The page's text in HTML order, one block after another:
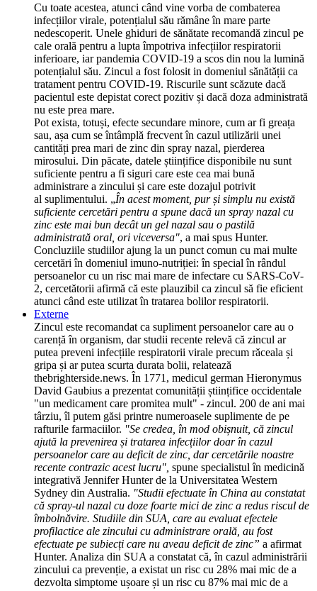
Cu toate acestea, atunci când vine vorba de combaterea
infecțiilor virale, potențialul său rămâne în mare parte
nedescoperit. Unele ghiduri de sănătate recomandă zincul pe
cale orală pentru a lupta împotriva infecțiilor respiratorii
inferioare, iar pandemia COVID-19 a scos din nou la lumină
potențialul său. Zincul a fost folosit in domeniul sănătății ca
tratament pentru COVID-19. Riscurile sunt scăzute dacă
pacientul este depistat corect pozitiv și dacă doza administrată
nu este prea mare.
Pot exista, totuși, efecte secundare minore, cum ar fi greața
sau, așa cum se întâmplă frecvent în cazul utilizării unei
cantități prea mari de zinc din spray nazal, pierderea
mirosului. Din păcate, datele științifice disponibile nu sunt
suficiente pentru a fi siguri care este cea mai bună
administrare a zincului și care este dozajul potrivit
al suplimentului. „În acest moment, pur și simplu nu există
suficiente cercetări pentru a spune dacă un spray nazal cu
zinc este mai bun decât un gel nazal sau o pastilă
administrată oral, ori viceversa", a mai spus Hunter.
Concluziile studiilor ajung la un punct comun cu mai multe
cercetări în domeniul imuno-nutriției: în special în rândul
persoanelor cu un risc mai mare de infectare cu SARS-CoV-
2, cercetătorii afirmă că este plauzibil ca zincul să fie eficient
atunci când este utilizat în tratarea bolilor respiratorii.
Externe
Zincul este recomandat ca supliment persoanelor care au o
carență în organism, dar studii recente relevă că zincul ar
putea preveni infecțiile respiratorii virale precum răceala și
gripa și ar putea scurta durata bolii, relatează
thebrighterside.news. În 1771, medicul german Hieronymus
David Gaubius a prezentat comunității științifice occidentale
"un medicament care promitea mult" - zincul. 200 de ani mai
târziu, îl putem găsi printre numeroasele suplimente de pe
rafturile farmaciilor. "Se credea, în mod obișnuit, că zincul
ajută la prevenirea și tratarea infecțiilor doar în cazul
persoanelor care au deficit de zinc, dar cercetările noastre
recente contrazic acest lucru", spune specialistul în medicină
integrativă Jennifer Hunter de la Universitatea Western
Sydney din Australia. "Studii efectuate în China au constatat
că spray-ul nazal cu doze foarte mici de zinc a redus riscul de
îmbolnăvire. Studiile din SUA, care au evaluat efectele
profilactice ale zincului cu administrare orală, au fost
efectuate pe subiecți care nu aveau deficit de zinc” a afirmat
Hunter. Analiza din SUA a constatat că, în cazul administrării
zincului ca prevenție, a existat un risc cu 28% mai mic de a
dezvolta simptome ușoare și un risc cu 87% mai mic de a